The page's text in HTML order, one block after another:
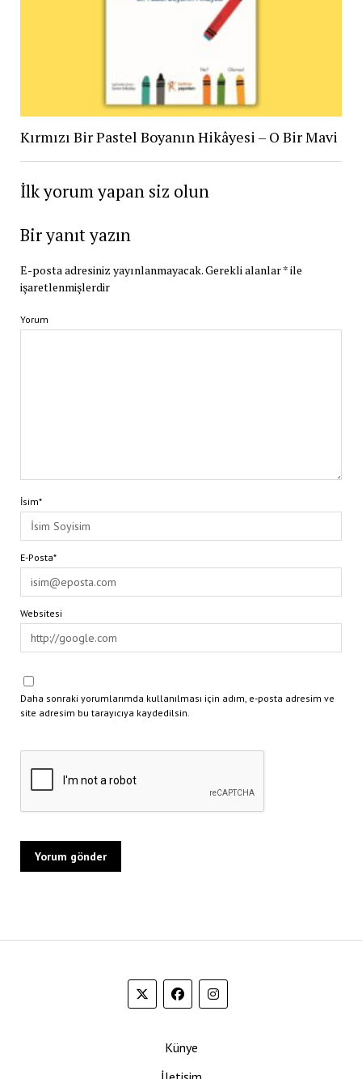
Kırmızı Bir Pastel Boyanın Hikâyesi – O Bir Mavi
İlk yorum yapan siz olun
Bir yanıt yazın
E-posta adresiniz yayınlanmayacak.Gerekli alanlar*ile
işaretlenmişlerdir
Yorum
İsim*
E-Posta*
Websitesi
Daha sonraki yorumlarımda kullanılması için adım, e-posta adresim ve
site adresim bu tarayıcıya kaydedilsin.
Künye